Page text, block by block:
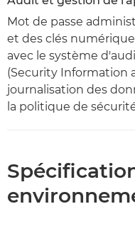
Mot de passe
et des clés
avec le système
(Security Information
journalisation des
la politique de